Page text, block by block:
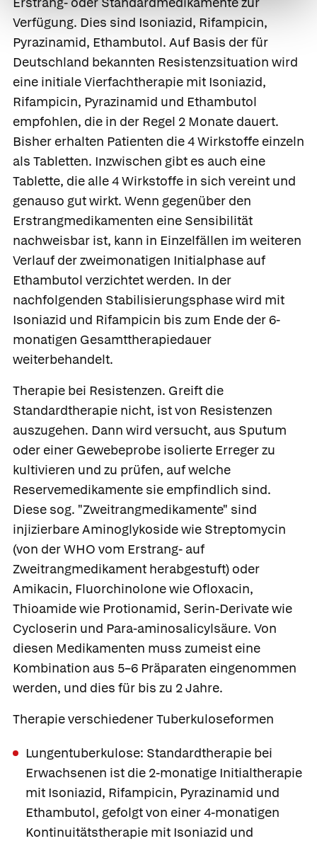
Verfügung. Dies sind Isoniazid, Rifampicin,
Pyrazinamid, Ethambutol. Auf Basis der für
Deutschland bekannten Resistenzsituation wird
eine initiale Vierfachtherapie mit Isoniazid,
Rifampicin, Pyrazinamid und Ethambutol
empfohlen, die in der Regel 2 Monate dauert.
Bisher erhalten Patienten die 4 Wirkstoffe einzeln
als Tabletten. Inzwischen gibt es auch eine
Tablette, die alle 4 Wirkstoffe in sich vereint und
genauso gut wirkt. Wenn gegenüber den
Erstrangmedikamenten eine Sensibilität
nachweisbar ist, kann in Einzelfällen im weiteren
Verlauf der zweimonatigen Initialphase auf
Ethambutol verzichtet werden. In der
nachfolgenden Stabilisierungsphase wird mit
Isoniazid und Rifampicin bis zum Ende der 6-
monatigen Gesamttherapiedauer
weiterbehandelt.
Therapie bei Resistenzen. Greift die
Standardtherapie nicht, ist von Resistenzen
auszugehen. Dann wird versucht, aus Sputum
oder einer Gewebeprobe isolierte Erreger zu
kultivieren und zu prüfen, auf welche
Reservemedikamente sie empfindlich sind.
Diese sog. "Zweitrangmedikamente" sind
injizierbare Aminoglykoside wie Streptomycin
(von der WHO vom Erstrang- auf
Zweitrangmedikament herabgestuft) oder
Amikacin, Fluorchinolone wie Ofloxacin,
Thioamide wie Protionamid, Serin-Derivate wie
Cycloserin und Para-aminosalicylsäure. Von
diesen Medikamenten muss zumeist eine
Kombination aus 5–6 Präparaten eingenommen
werden, und dies für bis zu 2 Jahre.
Therapie verschiedener Tuberkuloseformen
Lungentuberkulose: Standardtherapie bei
Erwachsenen ist die 2-monatige Initialtherapie
mit Isoniazid, Rifampicin, Pyrazinamid und
Ethambutol, gefolgt von einer 4-monatigen
Kontinuitätstherapie mit Isoniazid und